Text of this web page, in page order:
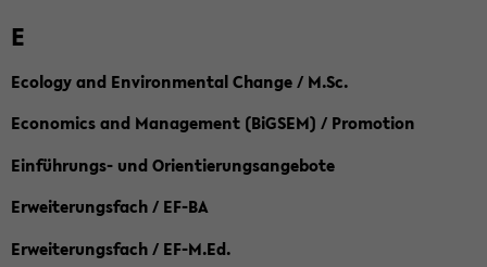
E
Ecology and Environmental Change / M.Sc.
Economics and Management (BiGSEM) / Promotion
Einführungs- und Orientierungsangebote
Erweiterungsfach / EF-BA
Erweiterungsfach / EF-M.Ed.